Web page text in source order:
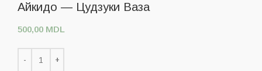
Айкидо — Цудзуки Ваза
500,00 MDL